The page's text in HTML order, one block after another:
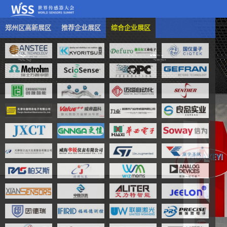
郑州区高新展区 推荐企业展区 综合企业展区